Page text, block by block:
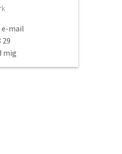
e-mail
29
mig